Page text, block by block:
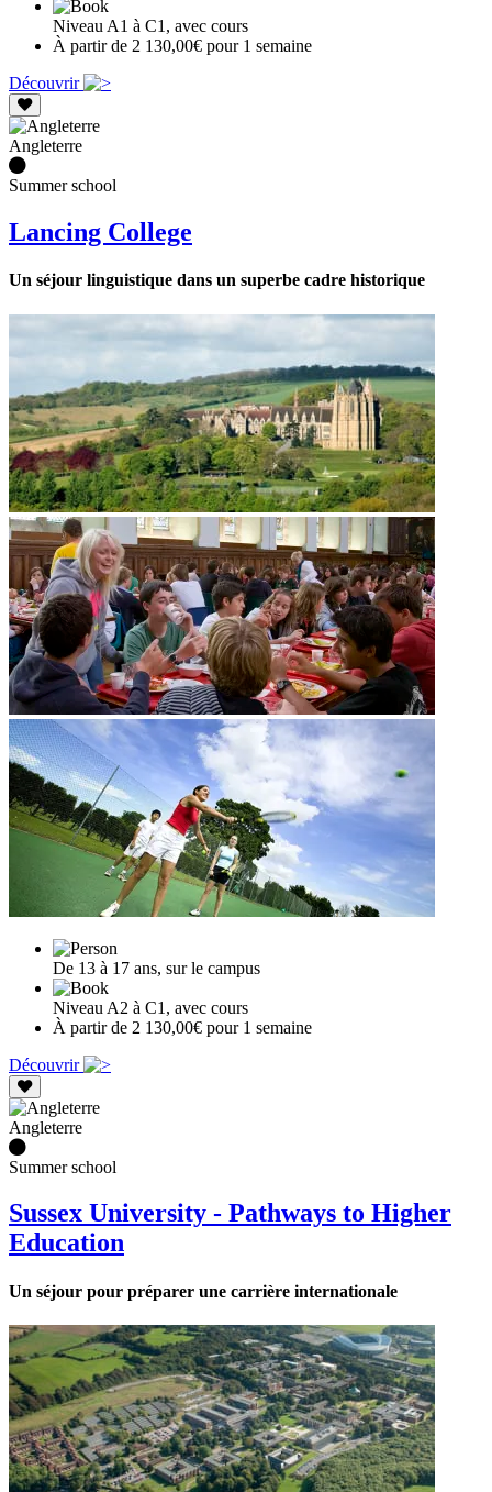
Niveau A1 à C1, avec cours
À partir de 2 130,00€ pour 1 semaine
Découvrir
Angleterre
Summer school
Lancing College
Un séjour linguistique dans un superbe cadre historique
De 13 à 17 ans, sur le campus
Niveau A2 à C1, avec cours
À partir de 2 130,00€ pour 1 semaine
Découvrir
Angleterre
Summer school
Sussex University - Pathways to Higher
Education
Un séjour pour préparer une carrière internationale